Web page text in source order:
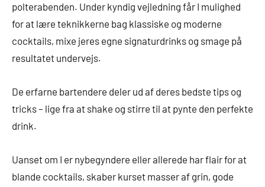
polterabenden. Under kyndig vejledning får I mulighed
for at lære teknikkerne bag klassiske og moderne
cocktails, mixe jeres egne signaturdrinks og smage på
resultatet undervejs.
De erfarne bartendere deler ud af deres bedste tips og
tricks – lige fra at shake og stirre til at pynte den perfekte
drink.
Uanset om I er nybegyndere eller allerede har flair for at
blande cocktails, skaber kurset masser af grin, gode